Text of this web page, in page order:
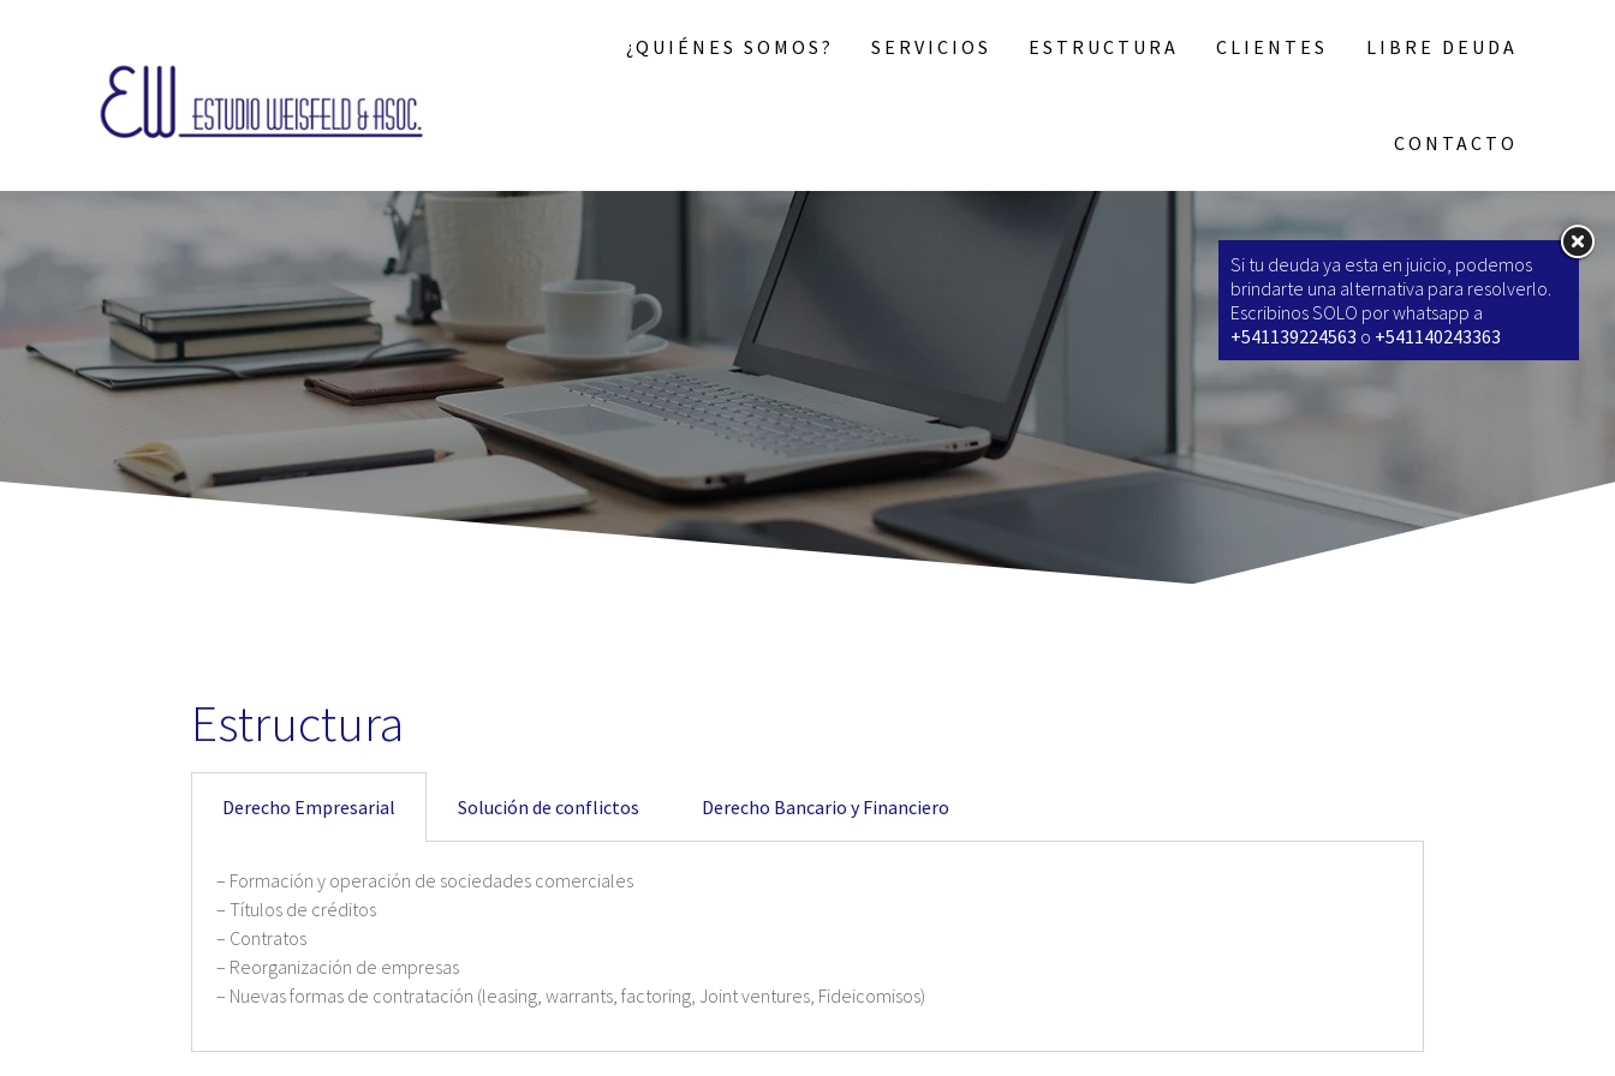
¿QUIÉNES SOMOS? SERVICIOS ESTRUCTURA CLIENTES LIBRE DEUDA
CONTACTO
Estructura
Derecho Empresarial Solución de conflictos Derecho Bancario y Financiero
– Formación y operación de sociedades comerciales
– Títulos de créditos
– Contratos
– Reorganización de empresas
– Nuevas formas de contratación (leasing, warrants, factoring, Joint ventures, Fideicomisos)
Si tu deuda ya esta en juicio, podemos
brindarte una alternativa para resolverlo.
Escribinos SOLO por whatsapp a
+541139224563 o +541140243363